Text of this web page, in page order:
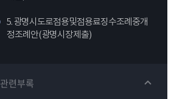
5. 광명시도로점용및점용료징수조례중개
정조례안(광명시장제출)
관련부록